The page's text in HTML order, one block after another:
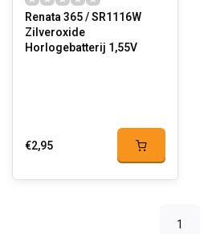
Renata 365 / SR1116W
Zilveroxide
Horlogebatterij 1,55V
€2,95
1